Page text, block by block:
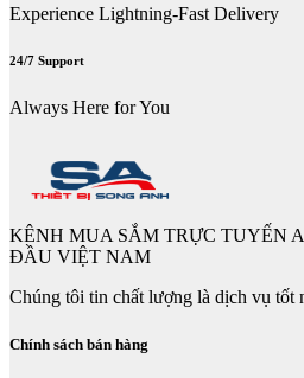
Experience Lightning-Fast Delivery
24/7 Support
Always Here for You
KÊNH MUA SẮM TRỰC TUYẾN
ĐẦU VIỆT NAM
Chúng tôi tin chất lượng là dịch vụ tốt
Chính sách bán hàng